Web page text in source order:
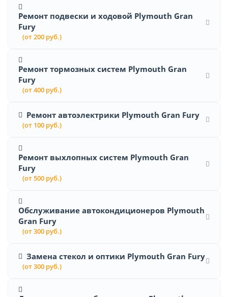
Ремонт подвески и ходовой Plymouth Gran
Fury
(от 200 руб.)
Ремонт тормозных систем Plymouth Gran
Fury
(от 400 руб.)
Ремонт автоэлектрики Plymouth Gran Fury
(от 100 руб.)
Ремонт выхлопных систем Plymouth Gran
Fury
(от 500 руб.)
Обслуживание автокондиционеров Plymouth
Gran Fury
(от 300 руб.)
Замена стекол и оптики Plymouth Gran Fury
(от 300 руб.)